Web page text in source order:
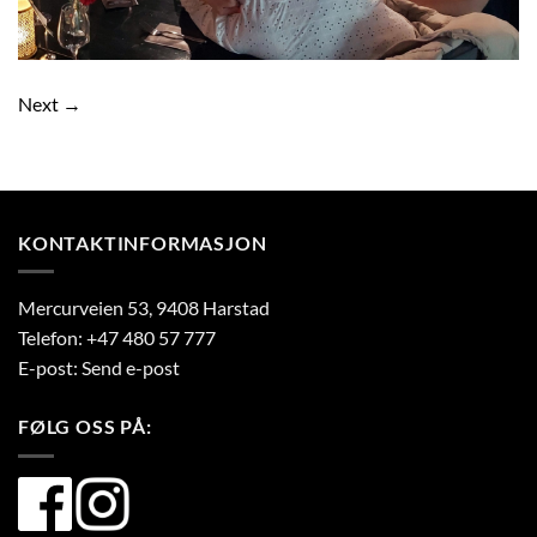
Next →
KONTAKTINFORMASJON
Mercurveien 53, 9408 Harstad
Telefon: +47 480 57 777
E-post: Send e-post
FØLG OSS PÅ: